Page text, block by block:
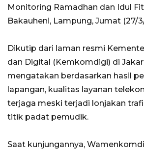
Monitoring Ramadhan dan Idul
Bakauheni, Lampung, Jumat (27/
Dikutip dari laman resmi
dan Digital (Kemkomdigi) di
mengatakan berdasarkan hasil
lapangan, kualitas layanan
terjaga meski terjadi lonjakan
titik padat pemudik.
Saat kunjungannya,